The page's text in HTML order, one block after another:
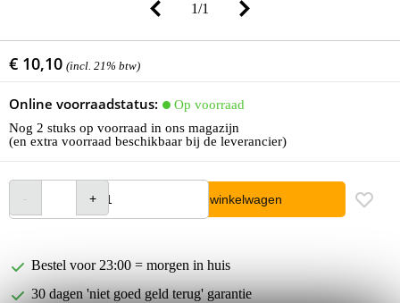
1/1
€ 10,10 (incl. 21% btw)
Online voorraadstatus:
Op voorraad
Nog 2 stuks op voorraad in ons magazijn
(en extra voorraad beschikbaar bij de leverancier)
In winkelwagen
Bestel voor 23:00 = morgen in huis
30 dagen 'niet goed geld terug' garantie